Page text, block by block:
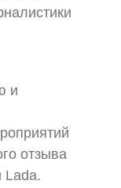
и
отзыва
Lada.